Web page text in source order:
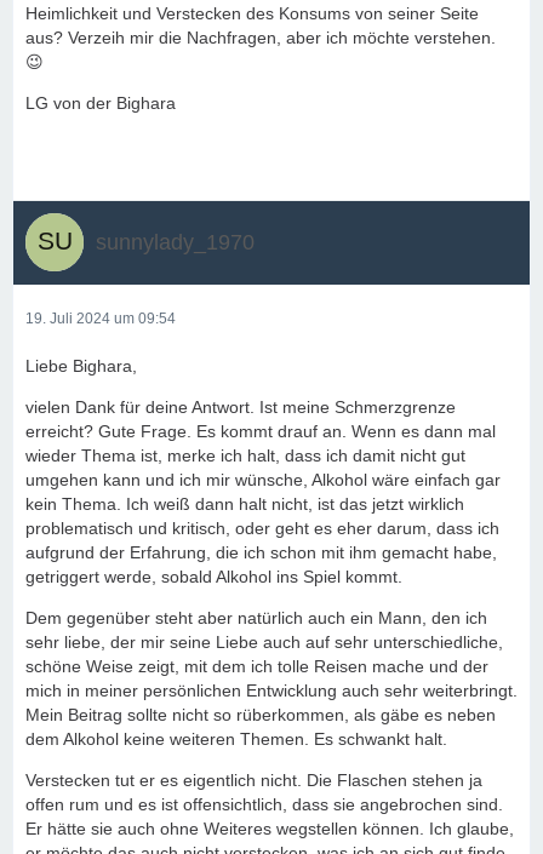
Heimlichkeit und Verstecken des Konsums von seiner Seite
aus? Verzeih mir die Nachfragen, aber ich möchte verstehen.
😉
LG von der Bighara
sunnylady_1970
19. Juli 2024 um 09:54
Liebe Bighara,
vielen Dank für deine Antwort. Ist meine Schmerzgrenze
erreicht? Gute Frage. Es kommt drauf an. Wenn es dann mal
wieder Thema ist, merke ich halt, dass ich damit nicht gut
umgehen kann und ich mir wünsche, Alkohol wäre einfach gar
kein Thema. Ich weiß dann halt nicht, ist das jetzt wirklich
problematisch und kritisch, oder geht es eher darum, dass ich
aufgrund der Erfahrung, die ich schon mit ihm gemacht habe,
getriggert werde, sobald Alkohol ins Spiel kommt.
Dem gegenüber steht aber natürlich auch ein Mann, den ich
sehr liebe, der mir seine Liebe auch auf sehr unterschiedliche,
schöne Weise zeigt, mit dem ich tolle Reisen mache und der
mich in meiner persönlichen Entwicklung auch sehr weiterbringt.
Mein Beitrag sollte nicht so rüberkommen, als gäbe es neben
dem Alkohol keine weiteren Themen. Es schwankt halt.
Verstecken tut er es eigentlich nicht. Die Flaschen stehen ja
offen rum und es ist offensichtlich, dass sie angebrochen sind.
Er hätte sie auch ohne Weiteres wegstellen können. Ich glaube,